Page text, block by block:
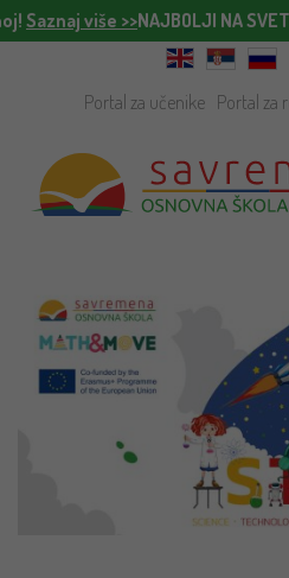
Saznaj više >>NAJBOLJI NA
Portal za učenike Portal za